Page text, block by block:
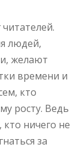
людей,
желают
времени и
кто
росту. Ведь
ничего не
за